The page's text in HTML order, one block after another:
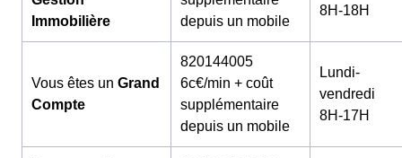
Immobilière
depuis un mobile
8H-18H
Vous êtes un Grand
Compte
820144005
6c€/min + coût
supplémentaire
depuis un mobile
Lundi-
vendredi
8H-17H